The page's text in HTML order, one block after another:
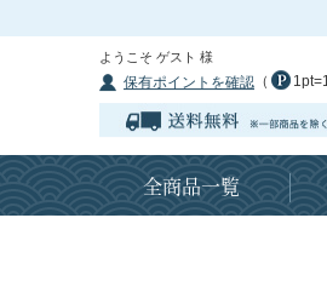
ようこそ ゲスト 様
保有ポイントを確認 （
全商品一覧